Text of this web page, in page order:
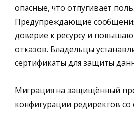
опасные, что отпугивает
Предупреждающие
доверие к ресурсу и
отказов. Владельцы
сертификаты для защиты
Миграция на защищённый
конфигурации редиректов со